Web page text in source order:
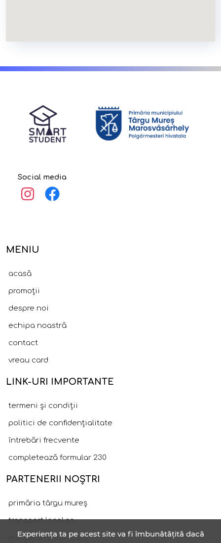
Experiența ta pe acest site va fi îmbunătățită dacă
Social media
MENIU
acasă
promoții
despre noi
echipa noastră
contact
vreau card
LINK-URI IMPORTANTE
termeni și condiții
politici de confidențialitate
întrebări frecvente
completează formular 230
PARTENERII NOȘTRI
primăria târgu mureș
transport local sa
european youth card